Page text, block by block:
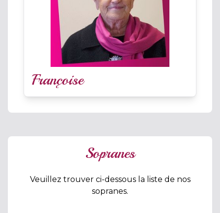
Françoise
Sopranes
Veuillez trouver ci-dessous la liste de nos
sopranes.